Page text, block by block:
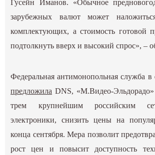
Гусейн Иманов. «Обычное
зарубежных валют может
комплектующих, а стоимость готовой
подтолкнуть вверх и высокий спрос», –
Федеральная антимонопольная служба в
предложила DNS, «М.Видео-
трем крупнейшим российским
электроники, снизить цены на
конца сентября. Мера позволит
рост цен и повысит доступность